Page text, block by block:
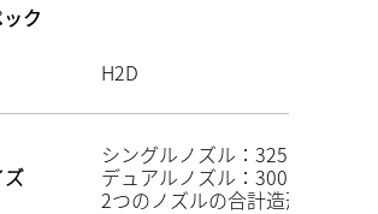
ク
H2D
シングルノズル：
デュアルノズル：
2つのノズルの合計造形体積